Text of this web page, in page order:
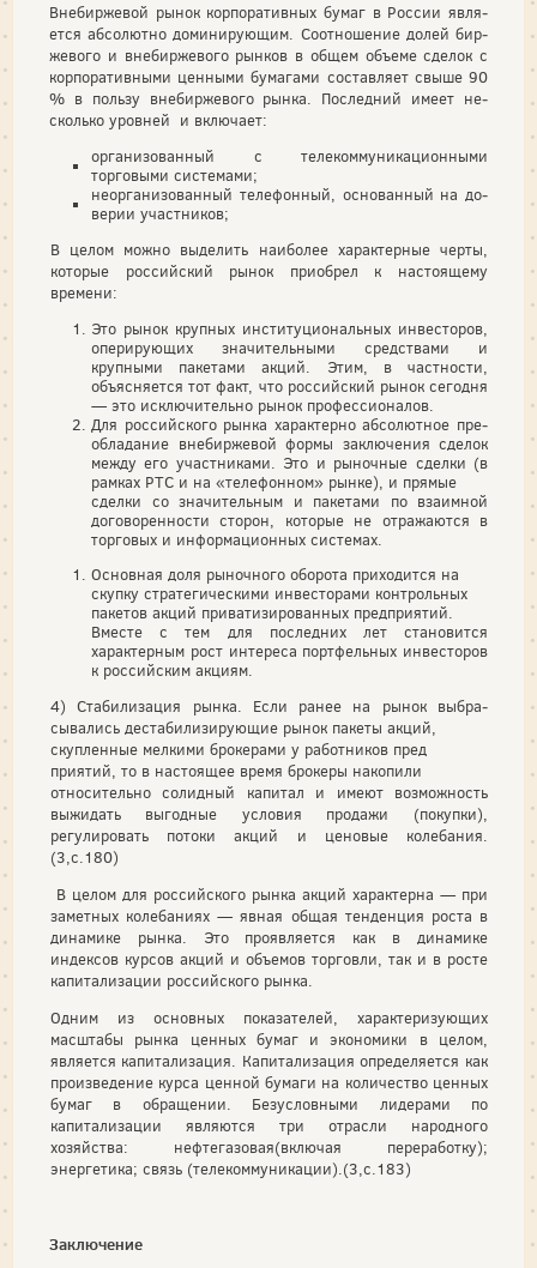
Внебиржевой рынок корпоративных бумаг в России явля­
ется абсолютно доминирующим. Соотношение долей бир­
жевого и внебиржевого рынков в общем объеме сделок с
корпоративными ценными бумагами составляет свыше 90
% в пользу внебиржевого рынка. Последний имеет не­
сколько уровней и включает:
организованный с телекоммуникационными
торговыми системами;
неорганизованный телефонный, основанный на до­
верии участников;
В целом можно выделить наиболее характерные черты,
которые российский рынок приобрел к настоящему
времени:
Это рынок крупных институциональных инвесторов,
оперирующих значительными средствами и
крупными пакетами акций. Этим, в частности,
объясняется тот факт, что российский рынок се­годня
— это исключительно рынок профессионалов.
Для российского рынка характерно абсолютное пре­
обладание внебиржевой формы заключения сделок
между его участниками. Это и рыночные сделки (в
рамках РТС и на «телефонном» рынке), и прямые
сделки со значительным и пакетами по взаимной
договоренности сторон, которые не отражаются в
торговых и информационных системах.
Основная доля рыночного оборота приходится на
скупку стратегическими инвесторами контрольных
пакетов акций приватизированных предприятий.
Вместе с тем для последних лет становится
характер­ным рост интереса портфельных инвесторов
к рос­сийским акциям.
4) Стабилизация рынка. Если ранее на рынок выбра­
сывались дестабилизирующие рынок пакеты акций,
скупленные мелкими брокерами у работников пред­
приятий, то в настоящее время брокеры накопили
относительно солидный капитал и имеют возмож­ность
выжидать выгодные условия продажи (покупки),
регулировать потоки акций и ценовые колеба­ния.
(3,с.180)
В целом для российского рынка акций характерна — при
заметных колебаниях — явная общая тенденция рос­та в
динамике рынка. Это проявляется как в динамике
индексов курсов акций и объемов торговли, так и в росте
капитализации российского рынка.
Одним из основных показателей, характеризующих
масштабы рынка ценных бумаг и экономики в целом,
является капитализация. Капитализация определяется как
произведение курса ценной бумаги на количество ценных
бумаг в обращении. Безусловными лидерами по
капитализации являются три отрасли народного
хозяйства: нефтегазовая(включая переработку);
энергетика; связь (телекоммуникации).(3,с.183)
Заключение